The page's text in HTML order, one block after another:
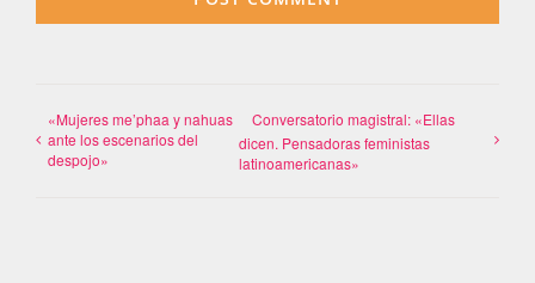
«Mujeres me’phaa y nahuas
ante los escenarios del
despojo»
Conversatorio magistral: «Ellas
dicen. Pensadoras feministas
latinoamericanas»